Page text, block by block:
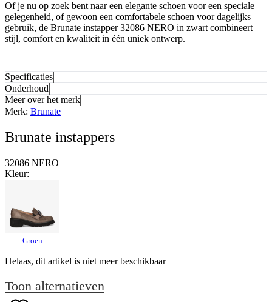
Of je nu op zoek bent naar een elegante schoen voor een speciale
gelegenheid, of gewoon een comfortabele schoen voor dagelijks
gebruik, de Brunate instapper 32086 NERO in zwart combineert
stijl, comfort en kwaliteit in één uniek ontwerp.
Specificaties
Onderhoud
Meer over het merk
Merk: Brunate
Brunate instappers
32086 NERO
Kleur:
Groen
Helaas, dit artikel is niet meer beschikbaar
Toon alternatieven